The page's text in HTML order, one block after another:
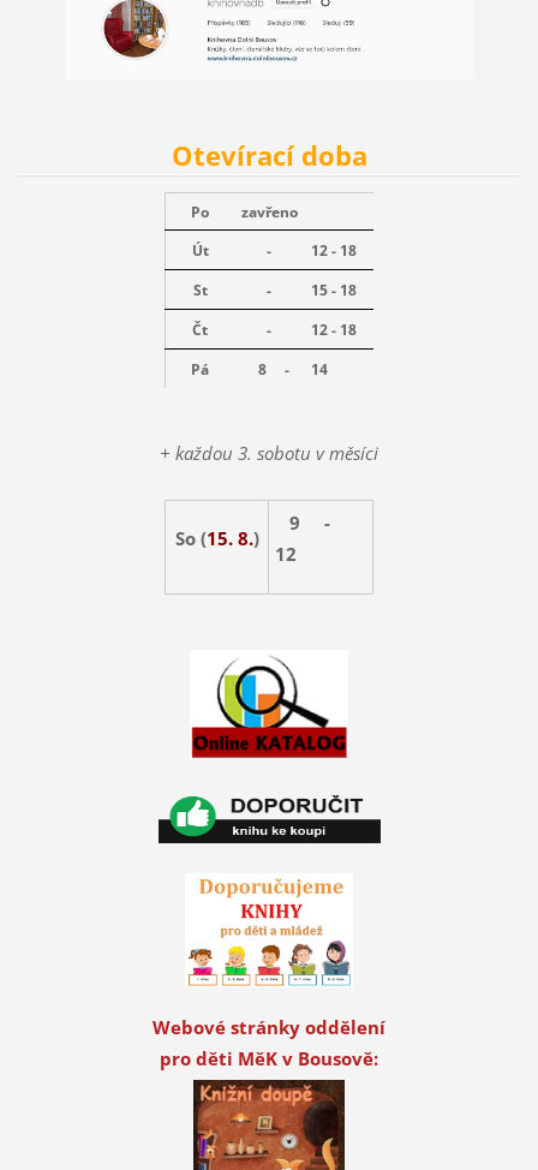
Otevírací doba
Po
zavřeno
Út
-
12 - 18
St
-
15 - 18
Čt
-
12 - 18
Pá
8 - 14
+ každou 3. sobotu v měsíci
So (15. 8.)
9 -
12
Webové stránky oddělení
pro děti MěK v Bousově: